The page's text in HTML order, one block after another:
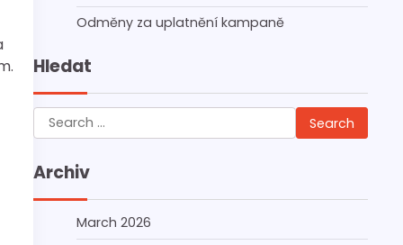
Odměny za uplatnění kampaně
Hledat
Search
for:
Archiv
March 2026